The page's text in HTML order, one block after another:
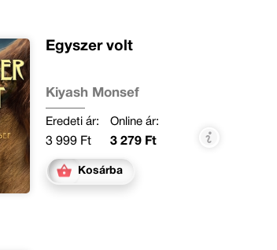
Egyszer volt
Kiyash Monsef
Eredeti ár:
3 999 Ft
Online ár:
3 279 Ft
Kosárba